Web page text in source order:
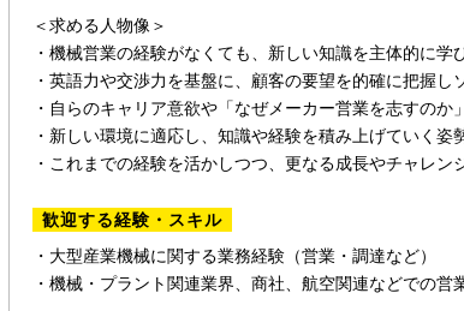
＜求める人物像＞
・機械営業の経験がなくても、新しい知識を主体的に学
・英語力や交渉力を基盤に、顧客の要望を的確に把握
・自らのキャリア意欲や「なぜメーカー営業を志すのか
・新しい環境に適応し、知識や経験を積み上げていく姿
・これまでの経験を活かしつつ、更なる成長やチャレン
歓迎する経験・スキル
・大型産業機械に関する業務経験（営業・調達など）
・機械・プラント関連業界、商社、航空関連などでの営